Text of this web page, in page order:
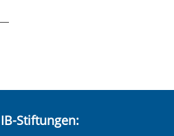
IB-Stiftungen: